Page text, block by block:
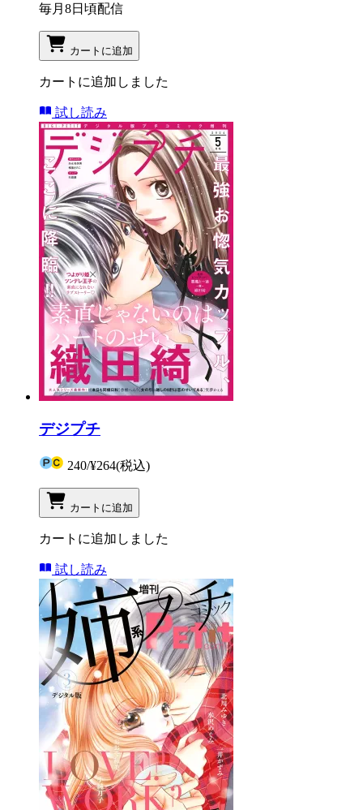
毎月8日頃配信
カートに追加
カートに追加しました
試し読み
デジプチ
240/¥264(税込)
カートに追加
カートに追加しました
試し読み